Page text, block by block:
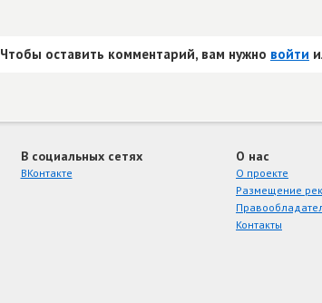
Чтобы оставить комментарий, вам нужно войти
В социальных сетях
ВКонтакте
О нас
О проекте
Размещение
Контакты